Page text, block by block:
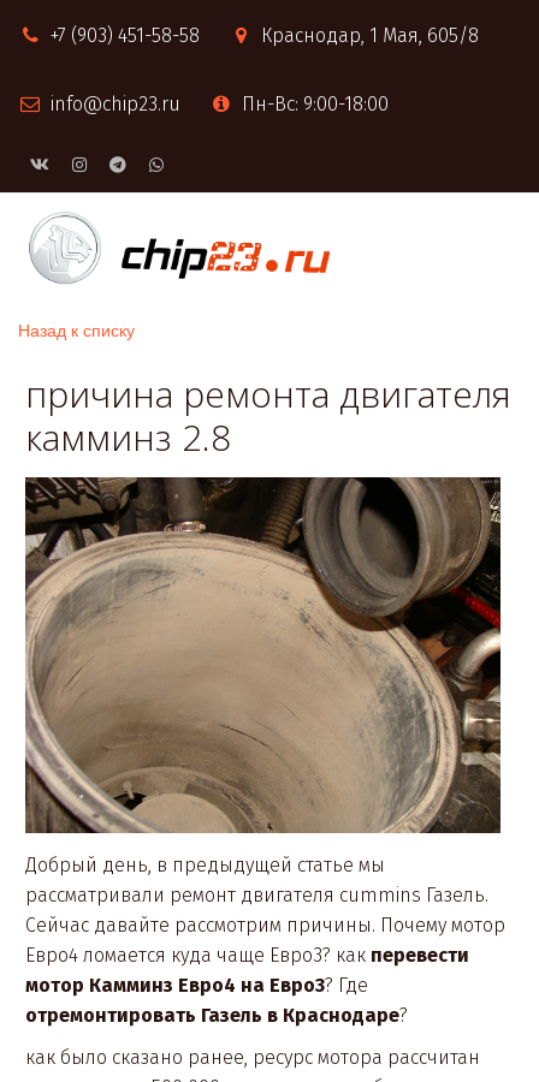
+7 (903) 451-58-58 Краснодар, 1 Мая, 605/8
info@chip23.ru Пн-Вс: 9:00-18:00
Назад к списку
причина ремонта двигателя
камминз 2.8
Добрый день, в предыдущей статье мы
рассматривали ремонт двигателя cummins Газель.
Сейчас давайте рассмотрим причины. Почему мотор
Евро4 ломается куда чаще Евро3? как перевести
мотор Камминз Евро4 на Евро3? Где
отремонтировать Газель в Краснодаре?
как было сказано ранее, ресурс мотора рассчитан